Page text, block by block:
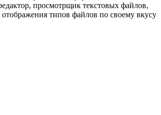
просмотрщик текстовых файлов,
типов файлов по своему вкусу